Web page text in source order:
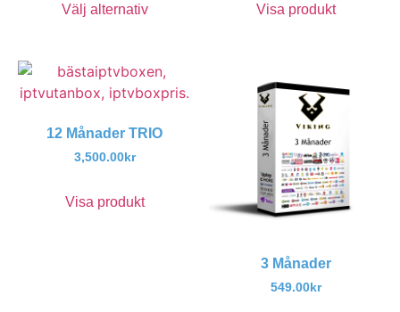
Välj alternativ Visa produkt
12 Månader TRIO
3,500.00kr
Visa produkt
3 Månader
549.00kr